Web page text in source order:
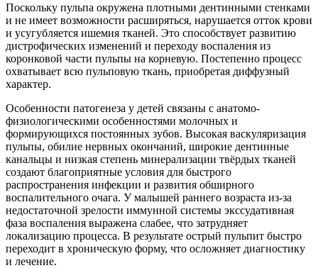
Поскольку пульпа окружена плотными дентинными стенками
и не имеет возможности расширяться, нарушается отток крови
и усугубляется ишемия тканей. Это способствует развитию
дистрофических изменений и переходу воспаления из
коронковой части пульпы на корневую. Постепенно процесс
охватывает всю пульповую ткань, приобретая диффузный
характер.
Особенности патогенеза у детей связаны с анатомо-
физиологическими особенностями молочных и
формирующихся постоянных зубов. Высокая васкуляризация
пульпы, обилие нервных окончаний, широкие дентинные
канальцы и низкая степень минерализации твёрдых тканей
создают благоприятные условия для быстрого
распространения инфекции и развития обширного
воспалительного очага. У малышей раннего возраста из-за
недостаточной зрелости иммунной системы экссудативная
фаза воспаления выражена слабее, что затрудняет
локализацию процесса. В результате острый пульпит быстро
переходит в хроническую форму, что осложняет диагностику
и лечение.